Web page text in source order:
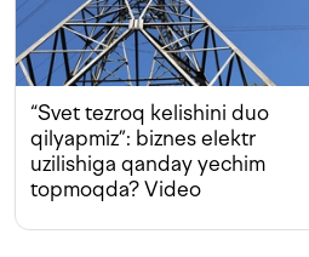
“Svet tezroq kelishini duo
qilyapmiz”: biznes elektr
uzilishiga qanday yechim
topmoqda? Video